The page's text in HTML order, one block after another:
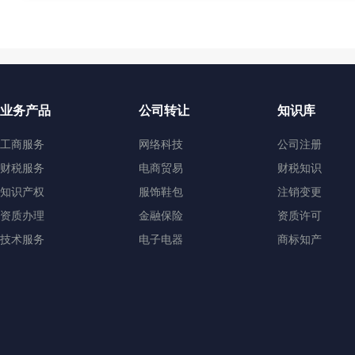
业务产品
工商服务
财税服务
知识产权
资质办理
技术服务
公司转让
网络科技
电商贸易
服饰鞋包
金融保险
电子电器
知识库
公司注册
财税知识
注销变更
资质许可
商标知产